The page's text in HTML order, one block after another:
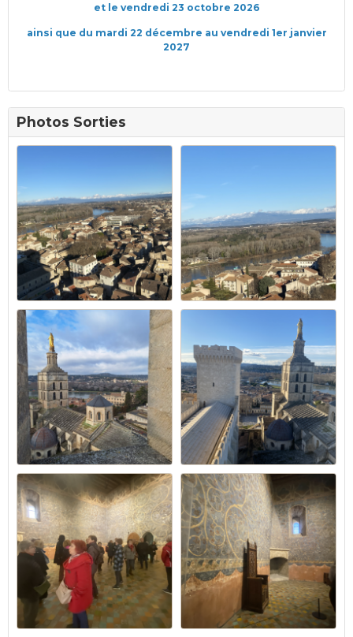
et le vendredi 23 octobre 2026
ainsi que du mardi 22 décembre au vendredi 1er janvier
2027
Photos Sorties